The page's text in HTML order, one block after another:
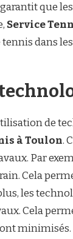
que
Service
dans
de
à Toulon.
Par
Cela
les
Cela
minimisés.